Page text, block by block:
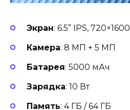
Экран: 6.5” IPS,
Камера: 8 МП + 5 МП
Батарея: 5000 мАч
Зарядка: 10 Вт
Память: 4 ГБ / 64 ГБ